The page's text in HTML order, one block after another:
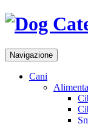
Navigazione
Cani